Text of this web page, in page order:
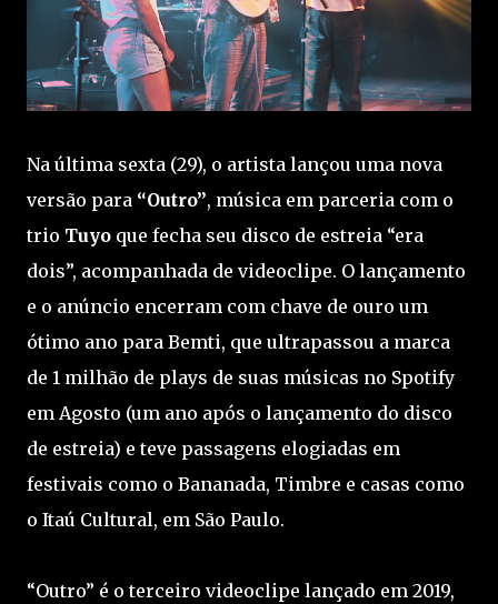
Na última sexta (29), o artista lançou uma nova
versão para “Outro”, música em parceria com o
trio Tuyo que fecha seu disco de estreia “era
dois”, acompanhada de videoclipe. O lançamento
e o anúncio encerram com chave de ouro um
ótimo ano para Bemti, que ultrapassou a marca
de 1 milhão de plays de suas músicas no Spotify
em Agosto (um ano após o lançamento do disco
de estreia) e teve passagens elogiadas em
festivais como o Bananada, Timbre e casas como
o Itaú Cultural, em São Paulo.
“Outro” é o terceiro videoclipe lançado em 2019,